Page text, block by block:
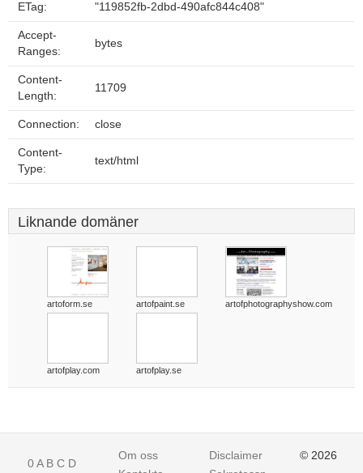
ETag: "119852fb-2dbd-490afc844c408"
Accept-
Ranges:
bytes
Content-
Length:
11709
Connection: close
Content-
Type:
text/html
Liknande domäner
artoform.se artofpaint.se artofphotographyshow.com
artofplay.com artofplay.se
0A B C D
Om oss
Disclaimer
© 2026